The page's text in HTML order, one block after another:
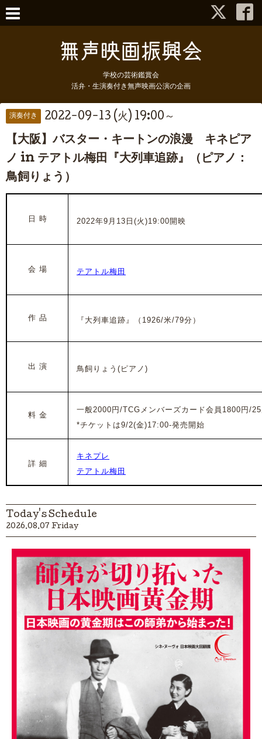
学校の芸術鑑賞会
活弁・生演奏付き無声映画公演の企画
演奏付き 2022-09-13 (火) 19:00～
【大阪】バスター・キートンの浪漫 キネピア
ノ in テアトル梅田『大列車追跡』（ピアノ：
鳥飼りょう）
日 時 2022年9月13日(火)19:00開映
会 場 テアトル梅田
作 品 『大列車追跡』（ 1926/米/79分）
出 演 鳥飼りょう(ピアノ)
料 金
一般2000円/TCGメンバーズカード会員1800円/
*チケットは9/2(金)17:00-発売開始
詳 細
キネプレ
テアトル梅田
Today's Schedule
2026.08.07 Friday